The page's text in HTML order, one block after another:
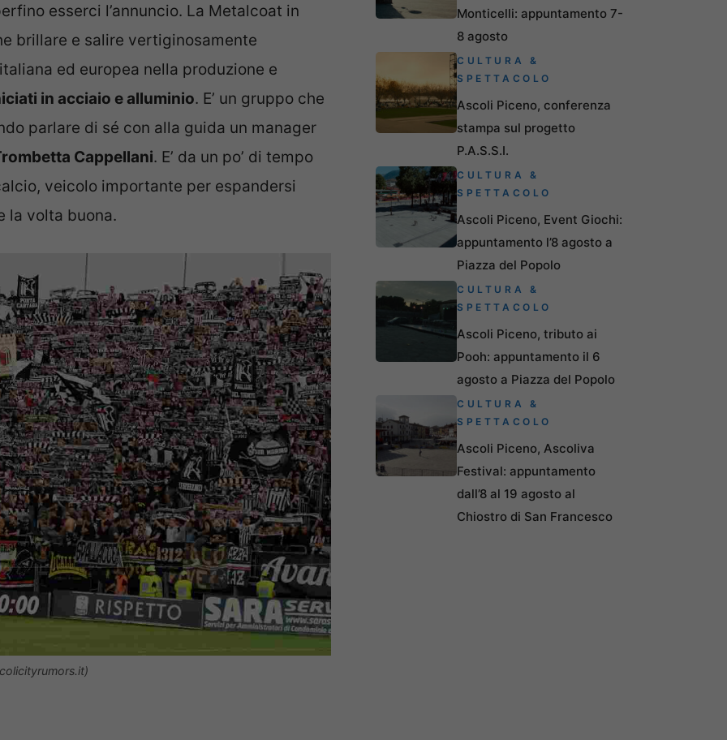
esserci l’annuncio. La Metalcoat in
brillare e salire vertiginosamente
ed europea nella produzione e
in acciaio e alluminio. E’ un gruppo che
parlare di sé con alla guida un manager
Cappellani. E’ da un po’ di tempo
veicolo importante per espandersi
la volta buona.
Monticelli: appuntamento 7-
8 agosto
CULTURA &
SPETTACOLO
Ascoli Piceno, conferenza
stampa sul progetto
P.A.S.S.I.
CULTURA &
SPETTACOLO
Ascoli Piceno, Event Giochi:
appuntamento l’8 agosto a
Piazza del Popolo
CULTURA &
SPETTACOLO
Ascoli Piceno, tributo ai
Pooh: appuntamento il 6
agosto a Piazza del Popolo
CULTURA &
SPETTACOLO
Ascoli Piceno, Ascoliva
Festival: appuntamento
dall’8 al 19 agosto al
Chiostro di San Francesco